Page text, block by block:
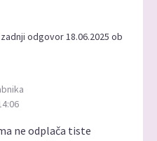
zadnji odgovor 18.06.2025 ob
ne odplača tiste